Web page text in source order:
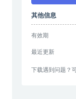
其他信息
有效期
最近更新
下载遇到问题？